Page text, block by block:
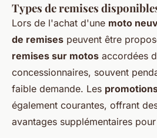
Types de remises
Lors de l'achat d'une moto
de remises peuvent être
remises sur motos accordées
concessionnaires, souvent
faible demande. Les
également courantes, offrant
avantages supplémentaires